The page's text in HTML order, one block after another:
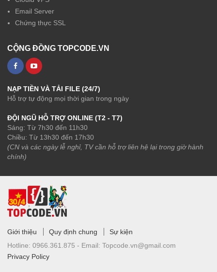
Email Server
Chứng thực SSL
CỘNG ĐỒNG TOPCODE.VN
NẠP TIỀN VÀ TẢI FILE (24/7)
Hỗ trợ tự động mọi thời gian trong ngày
ĐỘI NGŨ HỖ TRỢ ONLINE (T2 - T7)
Sáng: Từ 7h30 đến 11h30
Chiều: Từ 13h30 đến 17h30
(CN và các ngày lễ nghỉ, TV cần hỗ trợ liên hệ lại trong giờ hành
chính)
Giới thiệu Quy định chung
Sự kiện
Hotline: 0966.361.875 - Email: Topcode.vn@gmail.com
Privacy Policy